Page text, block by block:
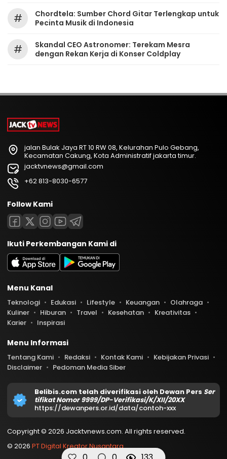
#
Chordtela: Sumber Chord Gitar Terlengkap untuk
Pecinta Musik di Indonesia
#
Skandal CEO Astronomer: Terekam Mesra
dengan Rekan Kerja di Konser Coldplay
jalan Bulak Jaya RT 10 RW 08, Kelurahan Pulo Gebang,
Kecamatan Cakung, Kota Administratif jakarta timur.
jacktvnews@gmail.com
+62 813-8030-6577
Follow Kami
Ikuti Perkembangan Kami di
Menu Kanal
Teknologi Edukasi Lifestyle Keuangan
Olahraga
Kuliner
Hiburan Travel Kesehatan
Kreativitas
Karier
Inspirasi
Menu Informasi
Tentang Kami Redaksi Kontak Kami
Kebijakan Privasi
Disclaimer
Pedoman Media Siber
Belibis.com telah diverifikasi oleh Dewan Pers Ser
tifikat Nomor 9999/DP-Verifikasi/K/XII/20XX
https://dewanpers.or.id/data/contoh-xxx
Copyright © 2026 Jacktvnews.com. All rights reserved.
© 2026 PT Digital Kreator Nusantara